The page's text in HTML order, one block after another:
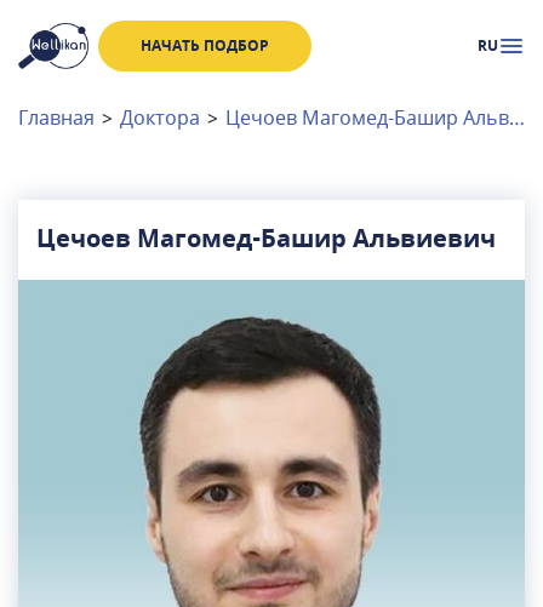
НАЧАТЬ ПОДБОР RU
Доктора
Клиники
Связаться с нами
Главная > Доктора > Цечоев Магомед-Башир Альвиевич
Цечоев Магомед-Башир Альвиевич